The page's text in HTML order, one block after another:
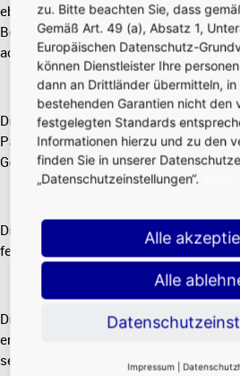
ebenfalls mit großen Schritten voran:
Beton werden schon die ersten
acht Etagen hohe Gebäude errichtet.
Die Treppentürme haben vorgelegt,
Parkhauses ziehen nach. Das
Gestalt an.
Die Außenfassade des Parkhauses ist
fertiggestellt.
Die Dimensionen des Parkhauses mit
erkennbar - hier der 400 Meter lange
sehen.
zu. Bitte beachten Sie, dass
Gemäß Art. 49 (a), Absatz 1,
Europäischen Datenschutz-
können Dienstleister Ihre
dann an Drittländer übermitteln,
bestehenden Garantien nicht den
festgelegten Standards
Informationen hierzu und zu den
finden Sie in unserer
„Datenschutzeinstellungen“.
Alle
Alle
Impressum |